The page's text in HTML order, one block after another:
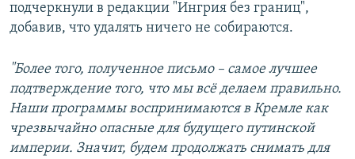
подчеркнули в редакции "Ингрия без границ",
добавив, что удалять ничего не собираются.
"Более того, полученное письмо – самое лучшее
подтверждение того, что мы всё делаем правильно.
Наши программы воспринимаются в Кремле как
чрезвычайно опасные для будущего путинской
империи. Значит, будем продолжать снимать для